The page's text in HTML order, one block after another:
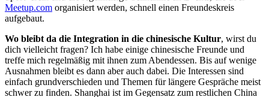
Meetup.com organisiert werden, schnell einen Freundeskreis
aufgebaut.
Wo bleibt da die Integration in die chinesische Kultur, wirst du
dich vielleicht fragen? Ich habe einige chinesische Freunde und
treffe mich regelmäßig mit ihnen zum Abendessen. Bis auf wenige
Ausnahmen bleibt es dann aber auch dabei. Die Interessen sind
einfach grundverschieden und Themen für längere Gespräche meist
schwer zu finden. Shanghai ist im Gegensatz zum restlichen China